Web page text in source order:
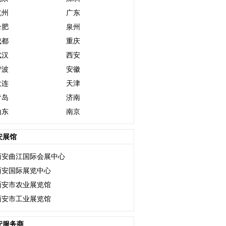
广东
肥
泉州
都
重庆
西安
安徽
连
天津
济南
东
南京
展馆
安曲江国际会展中心
安国际展览中心
安市农业展览馆
安市工业展览馆
服务商